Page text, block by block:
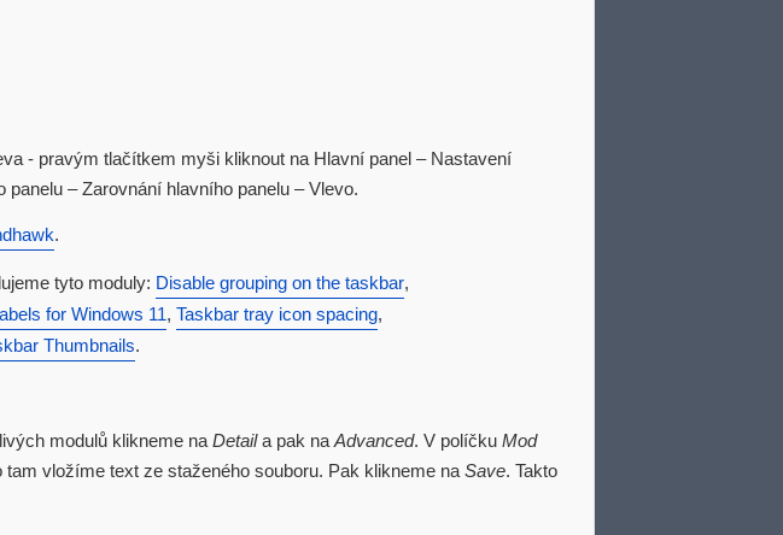
- pravým tlačítkem myši kliknout na Hlavní panel – Nastavení
– Zarovnání hlavního panelu – Vlevo.
.
tyto moduly: Disable grouping on the taskbar,
for Windows 11, Taskbar tray icon spacing,
Thumbnails.
modulů klikneme na Detaila pak na Advanced. V políčku Mod
vložíme text ze staženého souboru. Pak klikneme na Save. Takto